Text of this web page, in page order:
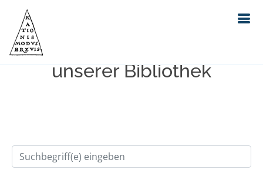
Einfache Suche im Bestand
unserer Bibliothek